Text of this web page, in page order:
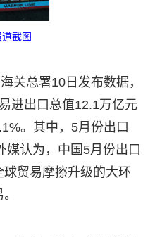
截图
关总署10日发布数据，
进出口总值12.1万亿元
。其中，5月份出口
媒认为，中国5月份出口
贸易摩擦升级的大环